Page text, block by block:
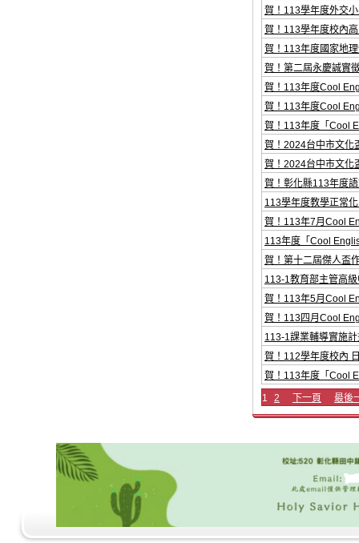
賀！113學年度外交
賀！113學年度校內
賀！113年度國家地
賀！第二屆永慶誠實
賀！113年度Cool
賀！113年度Cool
賀！113年度「Cool
賀！2024台中市文化
賀！2024台中市文化
賀！彰化縣113年度
113學年度教學正常
賀！113年7月Cool
113年度「Cool
賀！第十二屆傑人盃
113-1教育部主管高
賀！113年5月Cool
賀！113四月Cool
113-1課業輔導實施
賀！112學年度校內
賀！113年度「Cool
1
2 下一頁 最後